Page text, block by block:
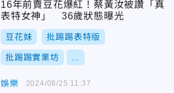
16年前賣豆花爆紅！蔡黃汝被讚「真
表特女神」 36歲狀態曝光
豆花妹 批踢踢表特版
批踢踢實業坊
娛樂 2024/08/25 11:37